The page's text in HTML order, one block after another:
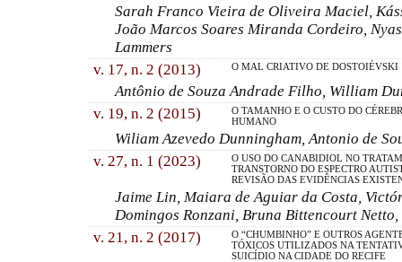
Sarah Franco Vieira de Oliveira Maciel,
João Marcos Soares Miranda Cordeiro,
Lammers
v. 17, n. 2 (2013)
O MAL CRIATIVO DE DOSTOIÉVSKI
Antônio de Souza Andrade Filho, William
v. 19, n. 2 (2015)
O TAMANHO E O CUSTO DO
HUMANO
Wiliam Azevedo Dunningham, Antonio de
v. 27, n. 1 (2023)
O USO DO CANABIDIOL NO
TRANSTORNO DO ESPECTRO
REVISÃO DAS EVIDÊNCIAS
Jaime Lin, Maiara de Aguiar da Costa,
Domingos Ronzani, Bruna Bittencourt
v. 21, n. 2 (2017)
O “CHUMBINHO” E OUTROS
TÓXICOS UTILIZADOS NA
SUICÍDIO NA CIDADE DO RECIFE